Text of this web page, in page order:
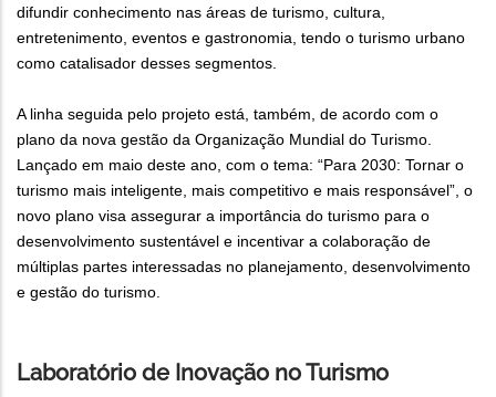
difundir conhecimento nas áreas de turismo, cultura,
entretenimento, eventos e gastronomia, tendo o turismo urbano
como catalisador desses segmentos.
A linha seguida pelo projeto está, também, de acordo com o
plano da nova gestão da Organização Mundial do Turismo.
Lançado em maio deste ano, com o tema: “Para 2030: Tornar o
turismo mais inteligente, mais competitivo e mais responsável”, o
novo plano visa assegurar a importância do turismo para o
desenvolvimento sustentável e incentivar a colaboração de
múltiplas partes interessadas no planejamento, desenvolvimento
e gestão do turismo.
Laboratório de Inovação no Turismo